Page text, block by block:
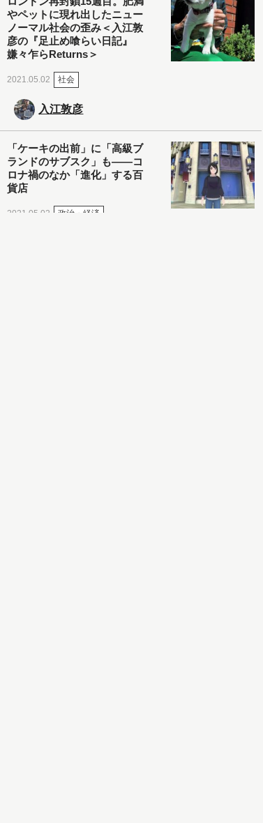
やペットに現れ出したニュー
ノーマル社会の歪み＜入江敦
彦の『足止め喰らい日記』
嫌々乍らReturns＞
2021.05.02 社会
入江敦彦
「ケーキの出前」に「高級ブ
ランドのサブスク」も――コ
ロナ禍のなか「進化」する百
貨店
2021.05.02 政治・経済